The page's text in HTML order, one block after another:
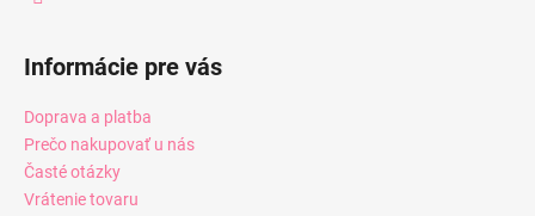
Informácie pre vás
Doprava a platba
Prečo nakupovať u nás
Časté otázky
Vrátenie tovaru